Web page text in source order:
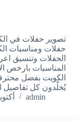
تصوير حفلات في
حفلات ومناسبات
الحفلات وتنسيق
المناسبات بارخص
الكويت بفضل
يُخلّدون كل تفاصيل
admin
أكتوبر 29,